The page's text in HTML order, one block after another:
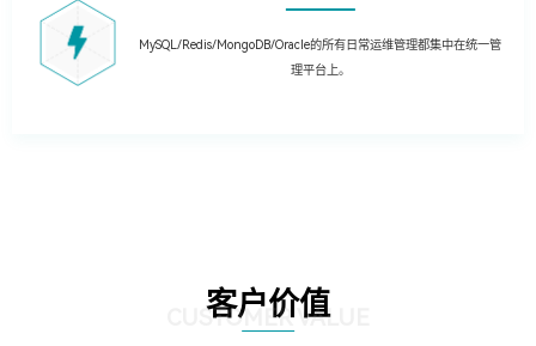
MySQL/Redis/MongoDB/Oracle的所有日常运维管理都集中在统一管
理平台上。
客户价值
CUSTOMER VALUE